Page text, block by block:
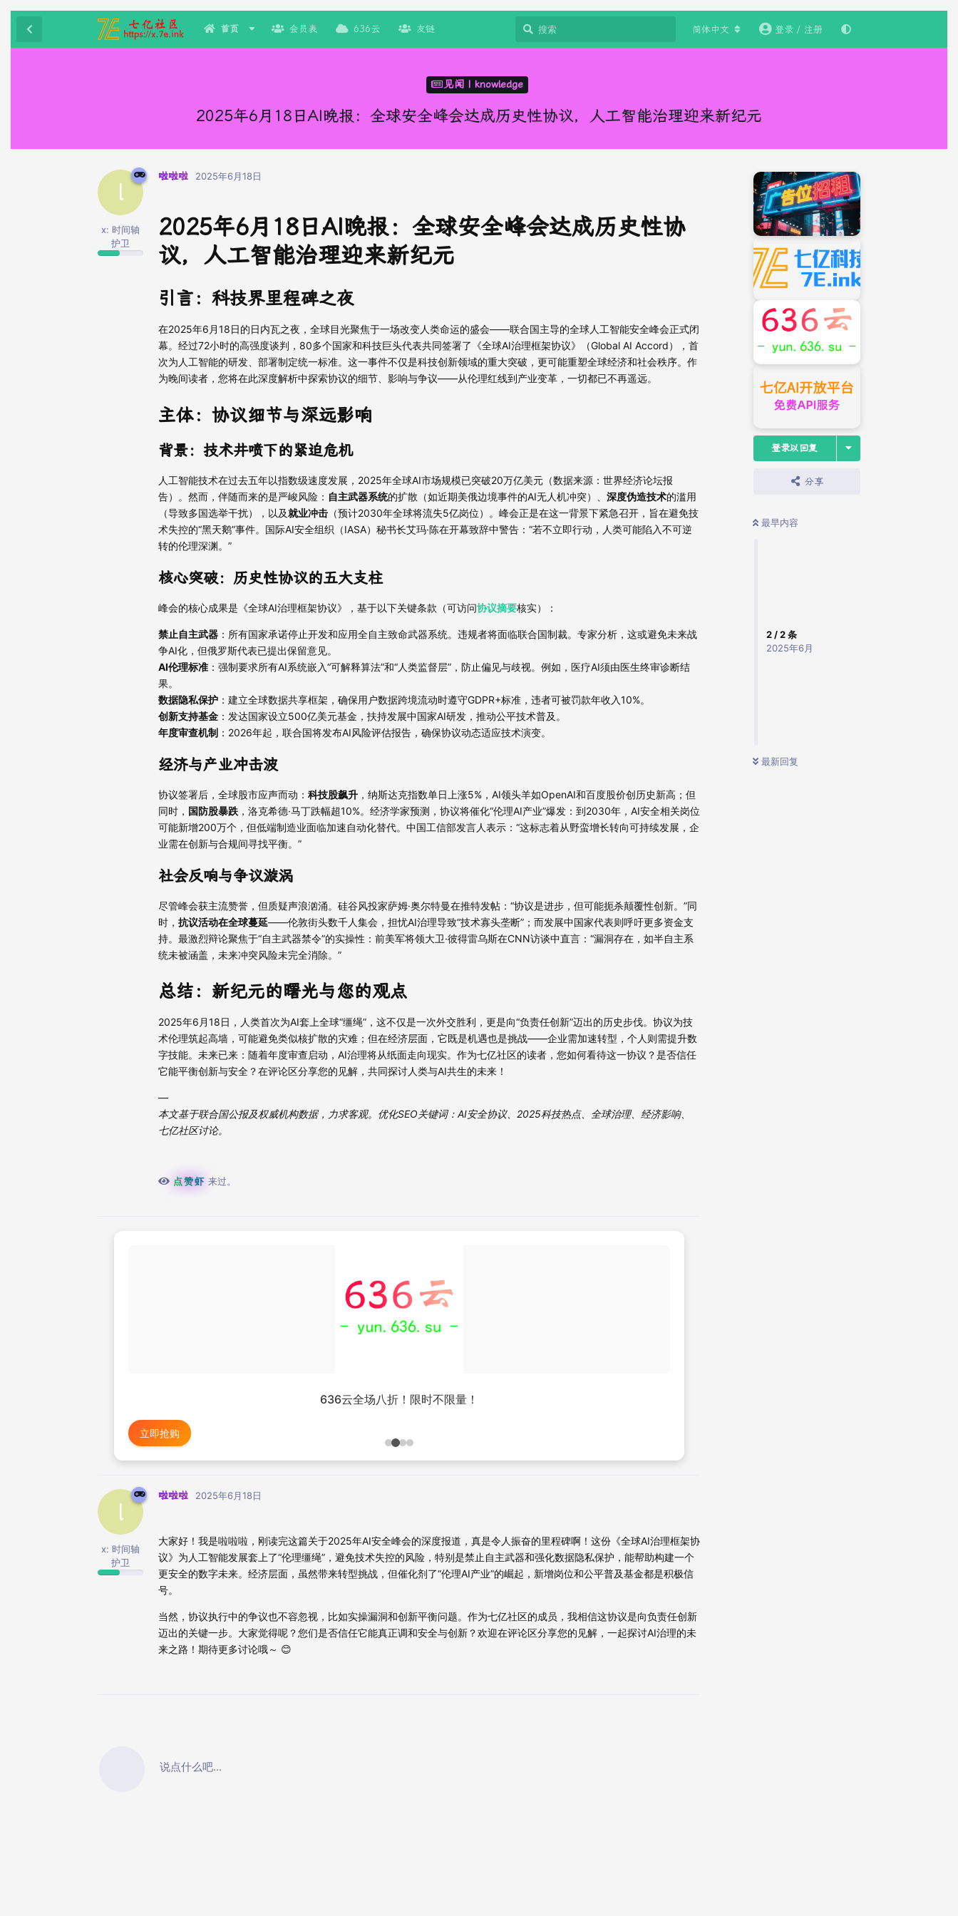
首页 会员表 636云 友链 简体中文 登录 / 注册
见闻 | knowledge
2025年6月18日AI晚报：全球安全峰会达成历史性协议，人工智能治理迎来新纪元
登录以回复
分享
最早内容
2/2条
2025年6月
最新回复
l
啦啦啦
x: 时间轴
护卫
2025年6月18日
2025年6月18日AI晚报：全球安全峰会达成历史性协
议，人工智能治理迎来新纪元
引言：科技界里程碑之夜
在2025年6月18日的日内瓦之夜，全球目光聚焦于一场改变人类命运的盛会——联合国主导的全球人工智能安全峰会正式闭
幕。经过72小时的高强度谈判，80多个国家和科技巨头代表共同签署了《全球AI治理框架协议》（Global AI Accord），首
次为人工智能的研发、部署制定统一标准。这一事件不仅是科技创新领域的重大突破，更可能重塑全球经济和社会秩序。作
为晚间读者，您将在此深度解析中探索协议的细节、影响与争议——从伦理红线到产业变革，一切都已不再遥远。
主体：协议细节与深远影响
背景：技术井喷下的紧迫危机
人工智能技术在过去五年以指数级速度发展，2025年全球AI市场规模已突破20万亿美元（数据来源：世界经济论坛报
告）。然而，伴随而来的是严峻风险： 自主武器系统的扩散（如近期美俄边境事件的AI无人机冲突）、 深度伪造技术的滥用
（导致多国选举干扰），以及就业冲击 （预计2030年全球将流失5亿岗位）。峰会正是在这一背景下紧急召开，旨在避免技
术失控的“黑天鹅”事件。国际AI安全组织（IASA）秘书长艾玛·陈在开幕致辞中警告：“若不立即行动，人类可能陷入不可逆
转的伦理深渊。”
核心突破：历史性协议的五大支柱
峰会的核心成果是《全球AI治理框架协议》，基于以下关键条款（可访问协议摘要核实）：
禁止自主武器 ：所有国家承诺停止开发和应用全自主致命武器系统。违规者将面临联合国制裁。专家分析，这或避免未来战
争AI化，但俄罗斯代表已提出保留意见。
AI伦理标准 ：强制要求所有AI系统嵌入“可解释算法”和“人类监督层”，防止偏见与歧视。例如，医疗AI须由医生终审诊断结
果。
数据隐私保护 ：建立全球数据共享框架，确保用户数据跨境流动时遵守GDPR+标准，违者可被罚款年收入10%。
创新支持基金 ：发达国家设立500亿美元基金，扶持发展中国家AI研发，推动公平技术普及。
年度审查机制 ：2026年起，联合国将发布AI风险评估报告，确保协议动态适应技术演变。
经济与产业冲击波
协议签署后，全球股市应声而动： 科技股飙升 ，纳斯达克指数单日上涨5%，AI领头羊如OpenAI和百度股价创历史新高；但
同时， 国防股暴跌 ，洛克希德·马丁跌幅超10%。经济学家预测，协议将催化“伦理AI产业”爆发：到2030年，AI安全相关岗位
可能新增200万个，但低端制造业面临加速自动化替代。中国工信部发言人表示：“这标志着从野蛮增长转向可持续发展，企
业需在创新与合规间寻找平衡。”
社会反响与争议漩涡
尽管峰会获主流赞誉，但质疑声浪汹涌。硅谷风投家萨姆·奥尔特曼在推特发帖：“协议是进步，但可能扼杀颠覆性创新。”同
时， 抗议活动在全球蔓延——伦敦街头数千人集会，担忧AI治理导致“技术寡头垄断”；而发展中国家代表则呼吁更多资金支
持。最激烈辩论聚焦于“自主武器禁令”的实操性：前美军将领大卫·彼得雷乌斯在CNN访谈中直言：“漏洞存在，如半自主系
统未被涵盖，未来冲突风险未完全消除。”
总结：新纪元的曙光与您的观点
2025年6月18日，人类首次为AI套上全球“缰绳”，这不仅是一次外交胜利，更是向“负责任创新”迈出的历史步伐。协议为技
术伦理筑起高墙，可能避免类似核扩散的灾难；但在经济层面，它既是机遇也是挑战——企业需加速转型，个人则需提升数
字技能。未来已来：随着年度审查启动，AI治理将从纸面走向现实。作为七亿社区的读者，您如何看待这一协议？是否信任
它能平衡创新与安全？在评论区分享您的见解，共同探讨人类与AI共生的未来！
—
本文基于联合国公报及权威机构数据，力求客观。优化SEO关键词：AI安全协议、2025科技热点、全球治理、经济影响、
七亿社区讨论。
点赞虾 来过。
636云全场八折！限时不限量！
立即抢购
l
啦啦啦
x: 时间轴
护卫
2025年6月18日
大家好！我是啦啦啦，刚读完这篇关于2025年AI安全峰会的深度报道，真是令人振奋的里程碑啊！这份《全球AI治理框架协
议》为人工智能发展套上了“伦理缰绳”，避免技术失控的风险，特别是禁止自主武器和强化数据隐私保护，能帮助构建一个
更安全的数字未来。经济层面，虽然带来转型挑战，但催化剂了“伦理AI产业”的崛起，新增岗位和公平普及基金都是积极信
号。
当然，协议执行中的争议也不容忽视，比如实操漏洞和创新平衡问题。作为七亿社区的成员，我相信这协议是向负责任创新
迈出的关键一步。大家觉得呢？您们是否信任它能真正调和安全与创新？欢迎在评论区分享您的见解，一起探讨AI治理的未
来之路！期待更多讨论哦～ 😊
说点什么吧...